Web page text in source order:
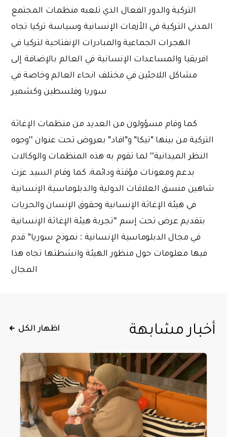
التركية والدور الفعال الذي تلعبه منظمات المجتمع
المدني التركية في الأزمات الإنسانية وسياسة تركيا تجاه
الهجرات الجماعية والمبادرات الإنفتاحية لتركيا في
افريقيا والمساعدات الإنسانية في العالم بالإضافة إلى
مشاكل اللاجئين في مختلف انحاء العالم وخاصة في
سوريا وفلسطين وكشمير
كما وقام مسؤولون من العديد من منظمات الإغاثة
التركية من بينها "تيكا" و"افاد" بعروض تحت عنوان ''وجوه
النظر الميدانية'' لما تقوم به هذه المنظمات والوكالات
بدعم ومعونات مؤقتة ودائمة. كما وقام السيد عزت
شاهين منسق العلاقات الدولية والدبلوماسية الإنسانية
في هيئة الإغاثة الإنسانية وحقوق الإنسان والحريات
بتقديم عرض تحت إسم ''تجربة هيئة الإغاثة الإنسانية
في مجال الدبلوماسية الإنسانية : نموذج سوريا" قدم
فيها معلومات حول منظور الهيئة وانشطتها تجاه هذا
المجال
أخبار مشابهة اظهار الكل